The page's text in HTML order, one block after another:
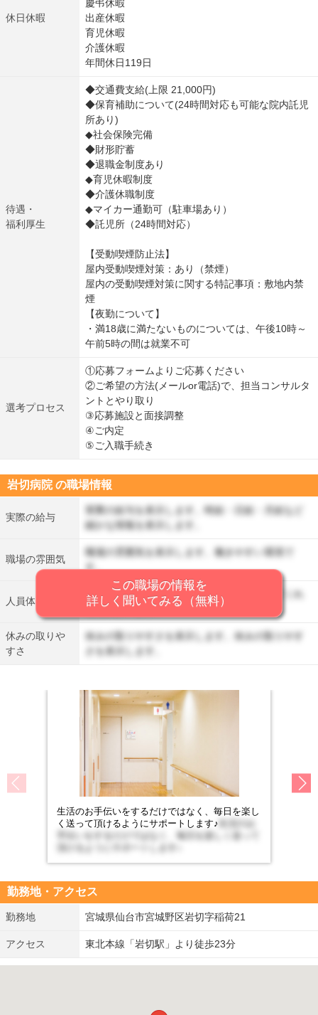
休日休暇
慶弔休暇
出産休暇
育児休暇
介護休暇
年間休日119日
待遇・
福利厚生
◆交通費支給(上限 21,000円)
◆保育補助について(24時間対応も可能な院内託児
所あり)
◆社会保険完備
◆財形貯蓄
◆退職金制度あり
◆育児休暇制度
◆介護休職制度
◆マイカー通勤可（駐車場あり）
◆託児所（24時間対応）
【受動喫煙防止法】
屋内受動喫煙対策：あり（禁煙）
屋内の受動喫煙対策に関する特記事項：敷地内禁
煙
【夜勤について】
・満18歳に満たないものについては、午後10時～
午前5時の間は就業不可
選考プロセス
①応募フォームよりご応募ください
②ご希望の方法(メールor電話)で、担当コンサルタ
ントとやり取り
③応募施設と面接調整
④ご内定
⑤ご入職手続き
岩切病院 の職場情報
実際の給与
実際の給与を表示します。時給・日給・月給など
細かな情報を表示します。
職場の雰囲気
職場の雰囲気を表示します。働きやすい環境で
す。
人員体制
人員体制を表示します。丁寧に仕事を教えてくれ
る先輩がいます。
休みの取りや
すさ
休みの取りやすさを表示します。休みの取りやす
さを表示します。
この職場の情報を
詳しく聞いてみる（無料）
生活のお手伝いをするだけではなく、毎日を楽し
く送って頂けるようにサポートします♪ 生活のお
手伝いをするだけではなく、毎日を楽しく送って
頂けるようにサポートします♪
勤務地・アクセス
勤務地 宮城県仙台市宮城野区岩切字稲荷21
アクセス 東北本線「岩切駅」より徒歩23分